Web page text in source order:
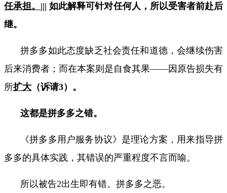
任承担。 |||如此解释可针对任何人，所以受害者前赴后
继。
拼多多如此态度缺乏社会责任和道德，会继续伤害
后来消费者；而在本案则是自食其果——因原告损失有
所扩大 （诉请3）。
这都是拼多多之错。
《拼多多用户服务协议》是理论方案，用来指导拼
多多的具体实践，其错误的严重程度不言而喻。
所以被告2出生即有错。拼多多之恶。